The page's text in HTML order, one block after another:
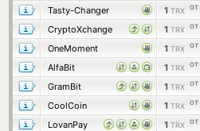
Tasty-Changer
1 TRX
CryptoXchange
1 TRX
OneMoment
1 TRX
AlfaBit
1 TRX от
GramBit
1 TRX
CoolCoin
1 TRX от
LovanPay
1 TRX